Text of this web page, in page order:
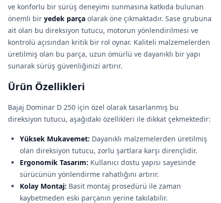
ve konforlu bir sürüş deneyimi sunmasına katkıda bulunan
önemli bir yedek parça olarak öne çıkmaktadır. Sase grubuna
ait olan bu direksiyon tutucu, motorun yönlendirilmesi ve
kontrolü açısından kritik bir rol oynar. Kaliteli malzemelerden
üretilmiş olan bu parça, uzun ömürlü ve dayanıklı bir yapı
sunarak sürüş güvenliğinizi artırır.
Ürün Özellikleri
Bajaj Dominar D 250 için özel olarak tasarlanmış bu
direksiyon tutucu, aşağıdaki özellikleri ile dikkat çekmektedir:
Yüksek Mukavemet: Dayanıklı malzemelerden üretilmiş
olan direksiyon tutucu, zorlu şartlara karşı dirençlidir.
Ergonomik Tasarım: Kullanıcı dostu yapısı sayesinde
sürücünün yönlendirme rahatlığını artırır.
Kolay Montaj: Basit montaj prosedürü ile zaman
kaybetmeden eski parçanın yerine takılabilir.